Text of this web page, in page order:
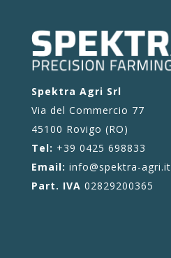
Spektra Agri Srl
Via del Commercio 77
45100 Rovigo (RO)
Tel: +39 0425 698833
Email: info@spektra-agri.it
Part. IVA 02829200365